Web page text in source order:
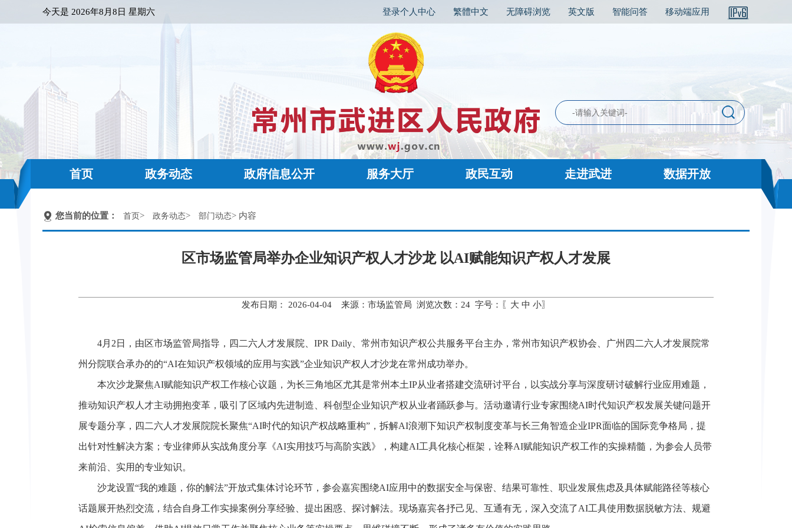
今天是 2026年8月8日 星期六 登录个人中心 繁體中文 无障碍浏览 英文版 智能问答 移动端应用
首页 政务动态 政府信息公开 服务大厅 政民互动 走进武进 数据开放
您当前的位置： 首页> 政务动态> 部门动态> 内容
区市场监管局举办企业知识产权人才沙龙 以AI赋能知识产权人才发展
发布日期： 2026-04-04 来源：市场监管局 浏览次数： 24 字号：〖 大 中 小〗
4月2日，由区市场监管局指导，四二六人才发展院、IPR Daily、常州市知识产权公共服务平台主办，常州市知识产权协会、广州四二六人才发展院常
州分院联合承办的的“AI在知识产权领域的应用与实践”企业知识产权人才沙龙在常州成功举办。
本次沙龙聚焦AI赋能知识产权工作核心议题，为长三角地区尤其是常州本土IP从业者搭建交流研讨平台，以实战分享与深度研讨破解行业应用难题，
推动知识产权人才主动拥抱变革，吸引了区域内先进制造、科创型企业知识产权从业者踊跃参与。活动邀请行业专家围绕AI时代知识产权发展关键问题开
展专题分享，四二六人才发展院院长聚焦“AI时代的知识产权战略重构”，拆解AI浪潮下知识产权制度变革与长三角智造企业IPR面临的国际竞争格局，提
出针对性解决方案；专业律师从实战角度分享《AI实用技巧与高阶实践》，构建AI工具化核心框架，诠释AI赋能知识产权工作的实操精髓，为参会人员带
来前沿、实用的专业知识。
沙龙设置“我的难题，你的解法”开放式集体讨论环节，参会嘉宾围绕AI应用中的数据安全与保密、结果可靠性、职业发展焦虑及具体赋能路径等核心
话题展开热烈交流，结合自身工作实操案例分享经验、提出困惑、探讨解法。现场嘉宾各抒己见、互通有无，深入交流了AI工具使用数据脱敏方法、规避